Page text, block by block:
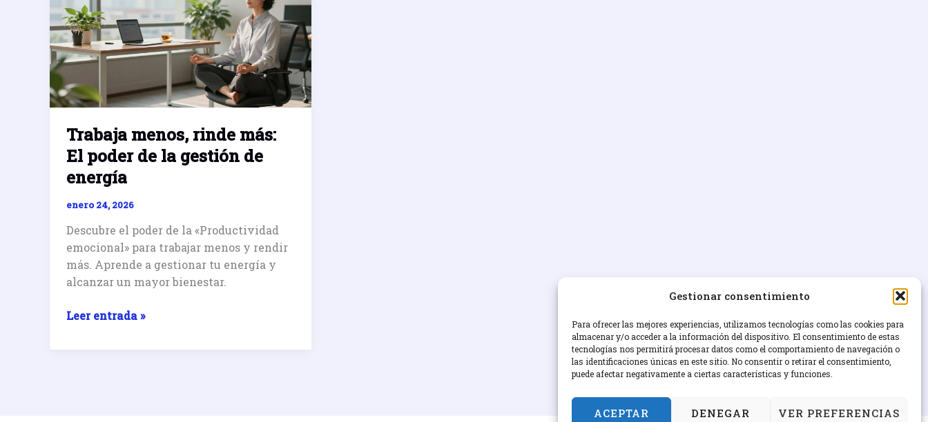
Gestionar consentimiento
Para ofrecer las mejores experiencias, utilizamos tecnologías como las cookies para
almacenar y/o acceder a la información del dispositivo. El consentimiento de estas
tecnologías nos permitirá procesar datos como el comportamiento de navegación o
las identificaciones únicas en este sitio. No consentir o retirar el consentimiento,
puede afectar negativamente a ciertas características y funciones.
ACEPTAR DENEGAR VER PREFERENCIAS
Trabaja menos, rinde más:
El poder de la gestión de
energía
enero 24, 2026
Descubre el poder de la «Productividad
emocional» para trabajar menos y rendir
más. Aprende a gestionar tu energía y
alcanzar un mayor bienestar.
Trabaja
Leer entrada »